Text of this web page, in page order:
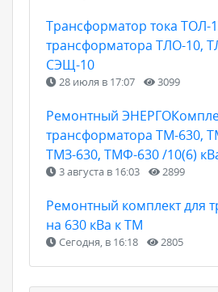
Трансформатор тока ТОЛ-
трансформатора ТЛО-10,
СЭЩ-10
28 июля в 17:07 3099
Ремонтный
трансформатора ТМ-630,
ТМЗ-630, ТМФ-630 /10(6)
3 августа в 16:03 2899
Ремонтный комплект для
на 630 кВа к ТМ
Сегодня, в 16:18 2805